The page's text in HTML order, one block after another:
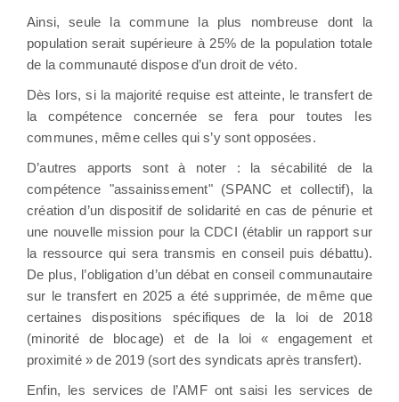
Ainsi, seule la commune la plus nombreuse dont la
population serait supérieure à 25% de la population totale
de la communauté dispose d’un droit de véto.
Dès lors, si la majorité requise est atteinte, le transfert de
la compétence concernée se fera pour toutes les
communes, même celles qui s’y sont opposées.
D’autres apports sont à noter : la sécabilité de la
compétence "assainissement" (SPANC et collectif), la
création d’un dispositif de solidarité en cas de pénurie et
une nouvelle mission pour la CDCI (établir un rapport sur
la ressource qui sera transmis en conseil puis débattu).
De plus, l’obligation d’un débat en conseil communautaire
sur le transfert en 2025 a été supprimée, de même que
certaines dispositions spécifiques de la loi de 2018
(minorité de blocage) et de la loi « engagement et
proximité » de 2019 (sort des syndicats après transfert).
Enfin, les services de l’AMF ont saisi les services de